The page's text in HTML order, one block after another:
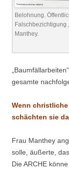
Belohnung.
Falschbezichtigung
Manthey.
gesamte
Wenn
schächten sie
Frau Manthey
solle, äußerte,
Die ARCHE